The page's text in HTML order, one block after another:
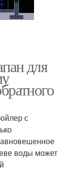
для
с
воды может